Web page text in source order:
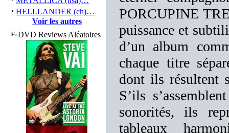
· HELLLANDER (ch)…
Voir les autres
DVD Reviews Aléatoires
PORCUPINE
puissance et
d’un album
chaque titre
dont ils résultent
S’ils
sonorités, ils
tableaux